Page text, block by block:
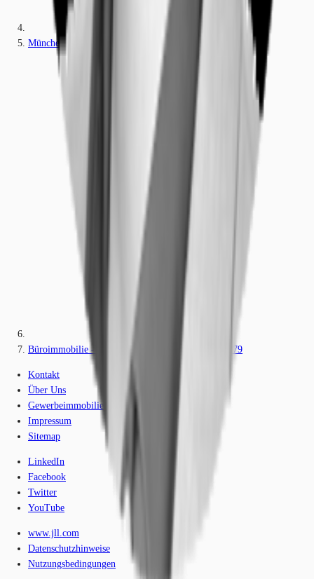
München
Büroimmobilie - München, Schwabing-West - M2179
Kontakt
Über Uns
Gewerbeimmobilien-Lexikon
Impressum
Sitemap
LinkedIn
Facebook
Twitter
YouTube
www.jll.com
Datenschutzhinweise
Nutzungsbedingungen